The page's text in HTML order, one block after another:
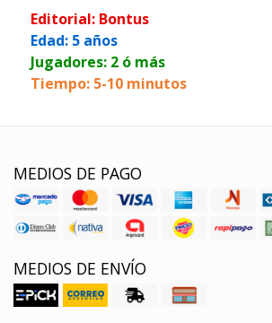
Editorial: Bontus
Edad: 5 años
Jugadores: 2 ó más
Tiempo: 5-10 minutos
MEDIOS DE PAGO
MEDIOS DE ENVÍO